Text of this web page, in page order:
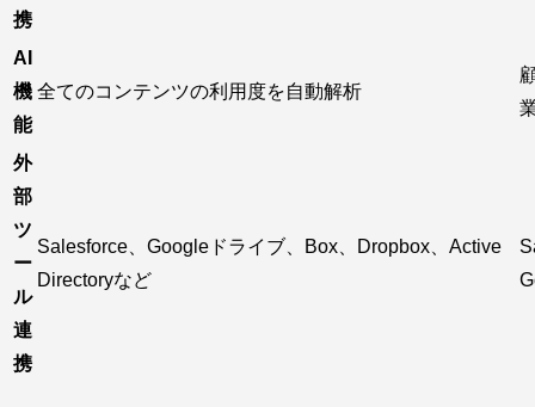
携
AI
機
能
全てのコンテンツの利用度を自動解析
外
部
ツ
ー
ル
連
携
Salesforce、Googleドライブ、Box、Dropbox、Active
Directoryなど